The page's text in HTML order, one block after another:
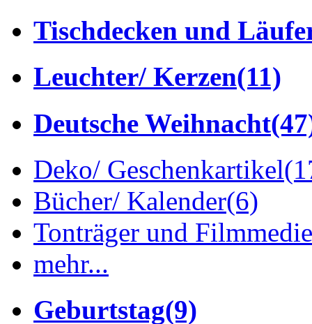
Tischdecken und
Leuchter/ Kerzen(11)
Deutsche Weihnacht
Deko/ Geschenkartikel
Bücher/ Kalender(6)
Tonträger und
mehr...
Geburtstag(9)